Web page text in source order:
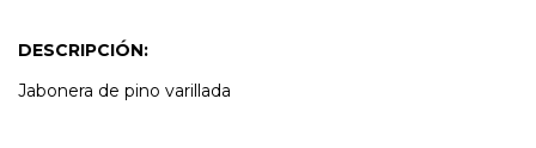
DESCRIPCIÓN:
Jabonera de pino varillada